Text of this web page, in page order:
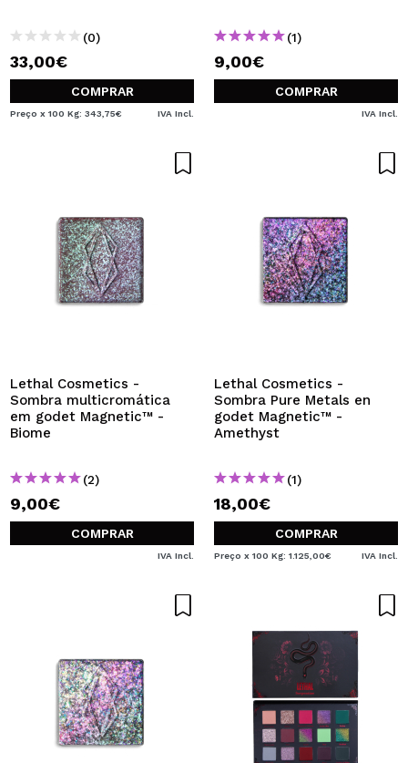
(0)
33,00€
COMPRAR
Preço x 100 Kg: 343,75€ IVA Incl.
(1)
9,00€
COMPRAR
IVA Incl.
Lethal Cosmetics -
Sombra multicromática
em godet Magnetic™ -
Biome
(2)
9,00€
COMPRAR
IVA Incl.
Lethal Cosmetics -
Sombra Pure Metals en
godet Magnetic™ -
Amethyst
(1)
18,00€
COMPRAR
Preço x 100 Kg: 1.125,00€ IVA Incl.